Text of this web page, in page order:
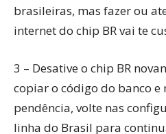
brasileiras, mas fazer ou
internet do chip BR vai te
3 – Desative o chip BR
copiar o código do banco e
pendência, volte nas
linha do Brasil para